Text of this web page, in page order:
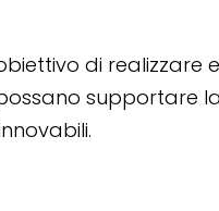
di realizzare
supportare